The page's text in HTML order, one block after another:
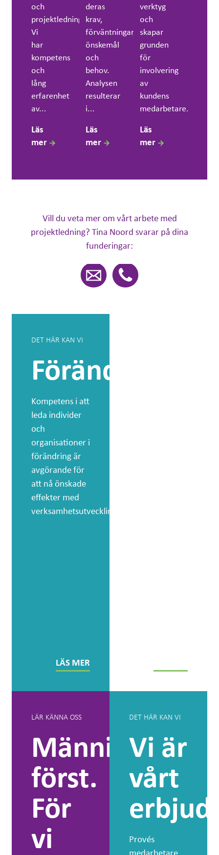
och
projektledningsmodeller.
Vi
har
kompetens
och
lång
erfarenhet
av...
Läs
mer
deras
krav,
förväntningar,
önskemål
och
behov.
Analysen
resulterar
i...
Läs
mer
verktyg
och
skapar
grunden
för
involvering
av
kundens
medarbetare....
Läs
mer
Vill du veta mer om vårt arbete med
projektledning? Tina Noord svarar på dina
funderingar:
DET HÄR KAN VI
Kompetens i att
leda individer
och
organisationer i
förändring är
avgörande för
att nå önskade
effekter med
verksamhetsutvecklingen.
LÄS MER
LÄR KÄNNA OSS
Människan
först.
För
vi
DET HÄR KAN VI
Vi är
vårt
Provés